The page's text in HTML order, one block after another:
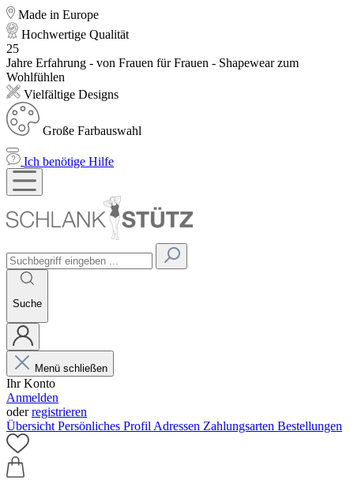
Made in Europe
Hochwertige Qualität
25
Jahre Erfahrung - von Frauen für Frauen - Shapewear zum
Wohlfühlen
Vielfältige Designs
Große Farbauswahl
Ich benötige Hilfe
Suche
Menü schließen
Ihr Konto
Anmelden
oderregistrieren
Übersicht Persönliches Profil Adressen Zahlungsarten Bestellungen